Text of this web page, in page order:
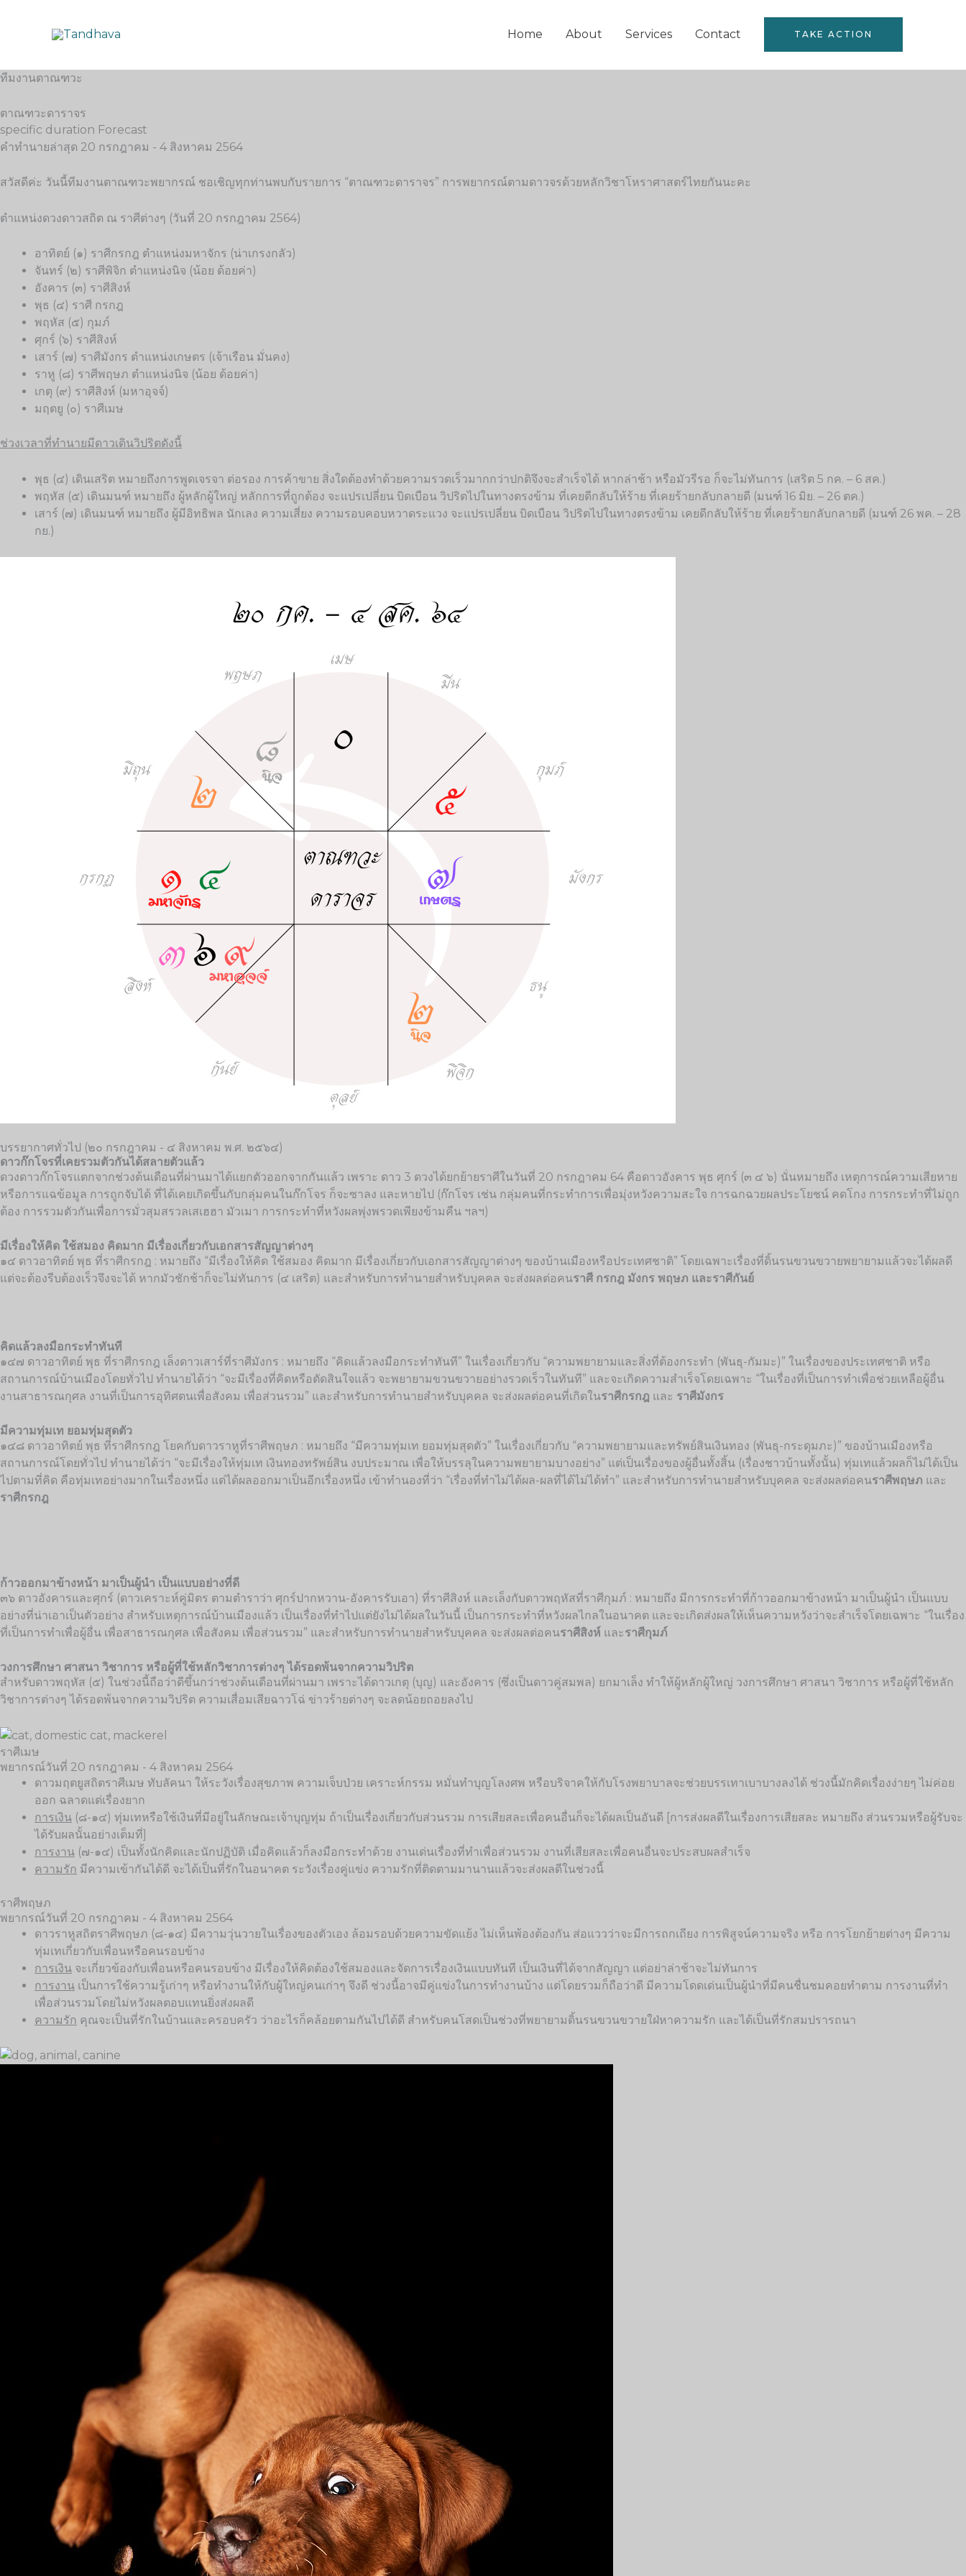
Home About Services Contact TAKE ACTION
ทีมงานตาณฑวะ
ตาณฑวะดาราจร
specific duration Forecast
คำทำนายล่าสุด 20 กรกฎาคม - 4 สิงหาคม 2564
สวัสดีค่ะ วันนี้ทีมงานตาณฑวะพยากรณ์ ชอเชิญทุกท่านพบกับรายการ “ตาณฑวะดาราจร” การพยากรณ์ตามดาวจรด้วยหลักวิชาโหราศาสตร์ไทยกันนะคะ
ตำแหน่งดวงดาวสถิต ณ ราศีต่างๆ (วันที่ 20 กรกฎาคม 2564)
อาทิตย์ (๑) ราศีกรกฎ ตำแหน่งมหาจักร (น่าเกรงกลัว)
จันทร์ (๒) ราศีพิจิก ตำแหน่งนิจ (น้อย ด้อยค่า)
อังคาร (๓) ราศีสิงห์
พุธ (๔) ราศี กรกฎ
พฤหัส (๕) กุมภ์
ศุกร์ (๖) ราศีสิงห์
เสาร์ (๗) ราศีมังกร ตำแหน่งเกษตร (เจ้าเรือน มั่นคง)
ราหู (๘) ราศีพฤษภ ตำแหน่งนิจ (น้อย ด้อยค่า)
เกตุ (๙) ราศีสิงห์ (มหาอุจจ์)
มฤตยู (๐) ราศีเมษ
ช่วงเวลาที่ทำนายมีดาวเดินวิปริตดังนี้
พุธ (๔) เดินเสริต หมายถึงการพูดเจรจา ต่อรอง การค้าขาย สิ่งใดต้องทำด้วยความรวดเร็วมากกว่าปกติจึงจะสำเร็จได้ หากล่าช้า หรือมัวรีรอ ก็จะไม่ทันการ (เสริต 5 กค. – 6 สค.)
พฤหัส (๕) เดินมนฑ์ หมายถึง ผู้หลักผู้ใหญ่ หลักการที่ถูกต้อง จะแปรเปลี่ยน บิดเบือน วิปริตไปในทางตรงข้าม ที่เคยดีกลับให้ร้าย ที่เคยร้ายกลับกลายดี (มนฑ์ 16 มิย. – 26 ตค.)
เสาร์ (๗) เดินมนฑ์ หมายถึง ผู้มีอิทธิพล นักเลง ความเสี่ยง ความรอบคอบหวาดระแวง จะแปรเปลี่ยน บิดเบือน วิปริตไปในทางตรงข้าม เคยดีกลับให้ร้าย ที่เคยร้ายกลับกลายดี (มนฑ์ 26 พค. – 28
กย.)
บรรยากาศทั่วไป (๒๐ กรกฎาคม - ๔ สิงหาคม พ.ศ. ๒๕๖๔)
ดาวก๊กโจรที่เคยรวมตัวกันได้สลายตัวแล้ว
ดวงดาวก๊กโจรแตกจากช่วงต้นเดือนที่ผ่านมาได้แยกตัวออกจากกันแล้ว เพราะ ดาว 3 ดวงได้ยกย้ายราศีในวันที่ 20 กรกฎาคม 64 คือดาวอังคาร พุธ ศุกร์ (๓ ๔ ๖) นั่นหมายถึง เหตุการณ์ความเสียหาย
หรือการแฉข้อมูล การถูกจับได้ ที่ได้เคยเกิดขึ้นกับกลุ่มคนในก๊กโจร ก็จะซาลง และหายไป (ก๊กโจร เช่น กลุ่มคนที่กระทำการเพื่อมุ่งหวังความสะใจ การฉกฉวยผลประโยชน์ คดโกง การกระทำที่ไม่ถูก
ต้อง การรวมตัวกันเพื่อการมั่วสุมสรวลเสเฮฮา มัวเมา การกระทำที่หวังผลพุ่งพรวดเพียงข้ามคืน ฯลฯ)
มีเรื่องให้คิด ใช้สมอง คิดมาก มีเรื่องเกี่ยวกับเอกสารสัญญาต่างๆ
๑๔ ดาวอาทิตย์ พุธ ที่ราศีกรกฎ : หมายถึง “มีเรื่องให้คิด ใช้สมอง คิดมาก มีเรื่องเกี่ยวกับเอกสารสัญญาต่างๆ ของบ้านเมืองหรือประเทศชาติ” โดยเฉพาะเรื่องที่ดิ้นรนขวนขวายพยายามแล้วจะได้ผลดี
แต่จะต้องรีบต้องเร็วจึงจะได้ หากมัวชักช้าก็จะไม่ทันการ (๔ เสริต) และสำหรับการทำนายสำหรับบุคคล จะส่งผลต่อคนราศี กรกฎ มังกร พฤษภ และราศีกันย์
คิดแล้วลงมือกระทำทันที
๑๔๗ ดาวอาทิตย์ พุธ ที่ราศีกรกฎ เล็งดาวเสาร์ที่ราศีมังกร : หมายถึง “คิดแล้วลงมือกระทำทันที” ในเรื่องเกี่ยวกับ “ความพยายามและสิ่งที่ต้องกระทำ (พันธุ-กัมมะ)” ในเรื่องของประเทศชาติ หรือ
สถานการณ์บ้านเมืองโดยทั่วไป ทำนายได้ว่า “จะมีเรื่องที่คิดหรือตัดสินใจแล้ว จะพยายามขวนขวายอย่างรวดเร็วในทันที” และจะเกิดความสำเร็จโดยเฉพาะ “ในเรื่องที่เป็นการทำเพื่อช่วยเหลือผู้อื่น
งานสาธารณกุศล งานที่เป็นการอุทิศตนเพื่อสังคม เพื่อส่วนรวม” และสำหรับการทำนายสำหรับบุคคล จะส่งผลต่อคนที่เกิดในราศีกรกฎ และ ราศีมังกร
มีความทุ่มเท ยอมทุ่มสุดตัว
๑๔๘ ดาวอาทิตย์ พุธ ที่ราศีกรกฎ โยคกับดาวราหูที่ราศีพฤษภ : หมายถึง “มีความทุ่มเท ยอมทุ่มสุดตัว” ในเรื่องเกี่ยวกับ “ความพยายามและทรัพย์สินเงินทอง (พันธุ-กระดุมภะ)” ของบ้านเมืองหรือ
สถานการณ์โดยทั่วไป ทำนายได้ว่า “จะมีเรื่องให้ทุ่มเท เงินทองทรัพย์สิน งบประมาณ เพื่อให้บรรลุในความพยายามบางอย่าง” แต่เป็นเรื่องของผู้อื่นทั้งสิ้น (เรื่องชาวบ้านทั้งนั้น) ทุ่มเทแล้วผลก็ไม่ได้เป็น
ไปตามที่คิด คือทุ่มเทอย่างมากในเรื่องหนึ่ง แต่ได้ผลออกมาเป็นอีกเรื่องหนึ่ง เข้าทำนองที่ว่า “เรื่องที่ทำไม่ได้ผล-ผลที่ได้ไม่ได้ทำ” และสำหรับการทำนายสำหรับบุคคล จะส่งผลต่อคนราศีพฤษภ และ
ราศีกรกฎ
ก้าวออกมาข้างหน้า มาเป็นผู้นำ เป็นแบบอย่างที่ดี
๓๖ ดาวอังคารและศุกร์ (ดาวเคราะห์คู่มิตร ตามตำราว่า ศุกร์ปากหวาน-อังคารรับเอา) ที่ราศีสิงห์ และเล็งกับดาวพฤหัสที่ราศีกุมภ์ : หมายถึง มีการกระทำที่ก้าวออกมาข้างหน้า มาเป็นผู้นำ เป็นแบบ
อย่างที่น่าเอาเป็นตัวอย่าง สำหรับเหตุการณ์บ้านเมืองแล้ว เป็นเรื่องที่ทำไปแต่ยังไม่ได้ผลในวันนี้ เป็นการกระทำที่หวังผลไกลในอนาคต และจะเกิดส่งผลให้เห็นความหวังว่าจะสำเร็จโดยเฉพาะ “ในเรื่อง
ที่เป็นการทำเพื่อผู้อื่น เพื่อสาธารณกุศล เพื่อสังคม เพื่อส่วนรวม” และสำหรับการทำนายสำหรับบุคคล จะส่งผลต่อคนราศีสิงห์ และราศีกุมภ์
วงการศึกษา ศาสนา วิชาการ หรือผู้ที่ใช้หลักวิชาการต่างๆ ได้รอดพ้นจากความวิปริต
สำหรับดาวพฤหัส (๕) ในช่วงนี้ถือว่าดีขึ้นกว่าช่วงต้นเดือนที่ผ่านมา เพราะได้ดาวเกตุ (บุญ) และอังคาร (ซึ่งเป็นดาวคู่สมพล) ยกมาเล็ง ทำให้ผู้หลักผู้ใหญ่ วงการศึกษา ศาสนา วิชาการ หรือผู้ที่ใช้หลัก
วิชาการต่างๆ ได้รอดพ้นจากความวิปริต ความเสื่อมเสียฉาวโฉ่ ข่าวร้ายต่างๆ จะลดน้อยถอยลงไป
ราศีเมษ
พยากรณ์วันที่ 20 กรกฎาคม - 4 สิงหาคม 2564
ดาวมฤตยูสถิตราศีเมษ ทับลัคนา ให้ระวังเรื่องสุขภาพ ความเจ็บป่วย เคราะห์กรรม หมั่นทำบุญโลงศพ หรือบริจาคให้กับโรงพยาบาลจะช่วยบรรเทาเบาบางลงได้ ช่วงนี้มักคิดเรื่องง่ายๆ ไม่ค่อย
ออก ฉลาดแต่เรื่องยาก
การเงิน (๘-๑๔) ทุ่มเทหรือใช้เงินที่มีอยู่ในลักษณะเจ้าบุญทุ่ม ถ้าเป็นเรื่องเกี่ยวกับส่วนรวม การเสียสละเพื่อคนอื่นก็จะได้ผลเป็นอันดี [การส่งผลดีในเรื่องการเสียสละ หมายถึง ส่วนรวมหรือผู้รับจะ
ได้รับผลนั้นอย่างเต็มที่]
การงาน (๗-๑๔) เป็นทั้งนักคิดและนักปฏิบัติ เมื่อคิดแล้วก็ลงมือกระทำด้วย งานเด่นเรื่องที่ทำเพื่อส่วนรวม งานที่เสียสละเพื่อคนอื่นจะประสบผลสำเร็จ
ความรัก มีความเข้ากันได้ดี จะได้เป็นที่รักในอนาคต ระวังเรื่องคู่แข่ง ความรักที่ติดตามมานานแล้วจะส่งผลดีในช่วงนี้
ราศีพฤษภ
พยากรณ์วันที่ 20 กรกฎาคม - 4 สิงหาคม 2564​
ดาวราหูสถิตราศีพฤษภ (๘-๑๔) มีความวุ่นวายในเรื่องของตัวเอง ล้อมรอบด้วยความขัดแย้ง ไม่เห็นพ้องต้องกัน ส่อแววว่าจะมีการถกเถียง การพิสูจน์ความจริง หรือ การโยกย้ายต่างๆ มีความ
ทุ่มเทเกี่ยวกับเพื่อนหรือคนรอบข้าง
การเงิน จะเกี่ยวข้องกับเพื่อนหรือคนรอบข้าง มีเรื่องให้คิดต้องใช้สมองและจัดการเรื่องเงินแบบทันที เป็นเงินที่ได้จากสัญญา แต่อย่าล่าช้าจะไม่ทันการ
การงาน เป็นการใช้ความรู้เก่าๆ หรือทำงานให้กับผู้ใหญ่คนเก่าๆ จึงดี ช่วงนี้อาจมีคู่แข่งในการทำงานบ้าง แต่โดยรวมก็ถือว่าดี มีความโดดเด่นเป็นผู้นำที่มีคนชื่นชมคอยทำตาม การงานที่ทำ
เพื่อส่วนรวมโดยไม่หวังผลตอบแทนยิ่งส่งผลดี
ความรัก คุณจะเป็นที่รักในบ้านและครอบครัว ว่าอะไรก็คล้อยตามกันไปได้ดี สำหรับคนโสดเป็นช่วงที่พยายามดิ้นรนขวนขวายใฝ่หาความรัก และได้เป็นที่รักสมปรารถนา